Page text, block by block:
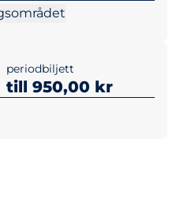
periodbiljett
till 950,00 kr